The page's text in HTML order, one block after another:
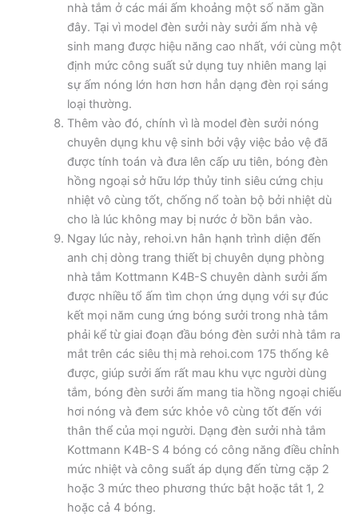
nhà tắm ở các mái ấm khoảng một số năm gần
đây. Tại vì model đèn sưởi này sưởi ấm nhà vệ
sinh mang được hiệu năng cao nhất, với cùng một
định mức công suất sử dụng tuy nhiên mang lại
sự ấm nóng lớn hơn hơn hẳn dạng đèn rọi sáng
loại thường.
Thêm vào đó, chính vì là model đèn sưởi nóng
chuyên dụng khu vệ sinh bởi vậy việc bảo vệ đã
được tính toán và đưa lên cấp ưu tiên, bóng đèn
hồng ngoại sở hữu lớp thủy tinh siêu cứng chịu
nhiệt vô cùng tốt, chống nổ toàn bộ bởi nhiệt dù
cho là lúc không may bị nước ở bồn bắn vào.
Ngay lúc này, rehoi.vn hân hạnh trình diện đến
anh chị dòng trang thiết bị chuyên dụng phòng
nhà tắm Kottmann K4B-S chuyên dành sưởi ấm
được nhiều tổ ấm tìm chọn ứng dụng với sự đúc
kết mọi năm cung ứng bóng sưởi trong nhà tắm
phải kể từ giai đoạn đầu bóng đèn sưởi nhà tắm ra
mắt trên các siêu thị mà rehoi.com 175 thống kê
được, giúp sưởi ấm rất mau khu vực người dùng
tắm, bóng đèn sưởi ấm mang tia hồng ngoại chiếu
hơi nóng và đem sức khỏe vô cùng tốt đến với
thân thể của mọi người. Dạng đèn sưởi nhà tắm
Kottmann K4B-S 4 bóng có công năng điều chỉnh
mức nhiệt và công suất áp dụng đến từng cặp 2
hoặc 3 mức theo phương thức bật hoặc tắt 1, 2
hoặc cả 4 bóng.